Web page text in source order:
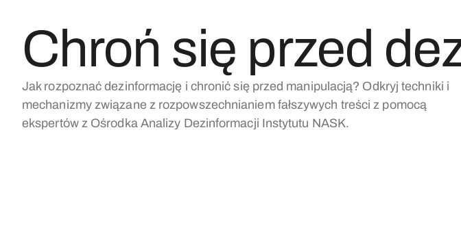
Chroń się przed
Jak rozpoznać dezinformację i chronić się przed manipulacją? Odkryj techniki i
mechanizmy związane z rozpowszechnianiem fałszywych treści z pomocą
ekspertów z Ośrodka Analizy Dezinformacji Instytutu NASK.